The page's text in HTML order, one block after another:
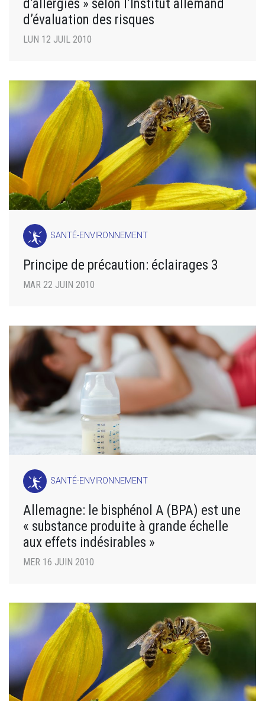
d’allergies » selon l’Institut allemand
d’évaluation des risques
LUN 12 JUIL 2010
SANTÉ-ENVIRONNEMENT
Principe de précaution: éclairages 3
MAR 22 JUIN 2010
SANTÉ-ENVIRONNEMENT
Allemagne: le bisphénol A (BPA) est une
« substance produite à grande échelle
aux effets indésirables »
MER 16 JUIN 2010